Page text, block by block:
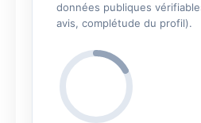
données publiques
avis, complétude du profil).